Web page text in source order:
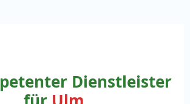
Dienstleister